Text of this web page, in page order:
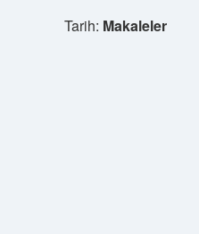
Tarih: Makaleler